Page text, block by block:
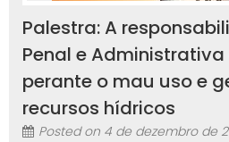
Palestra: A
Penal e
perante o mau uso e
recursos hídricos
Posted on 4 de dezembro de